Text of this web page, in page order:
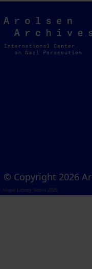
Arolsen
Archives
© Copyright 2026
Visual Library Server 2026